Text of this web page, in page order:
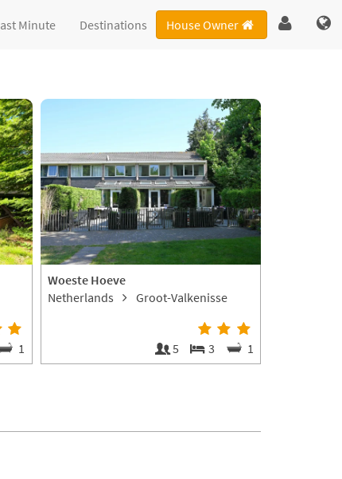
House Owner
Minute Destinations
1
Woeste Hoeve
Netherlands
Groot-Valkenisse
5 3 1